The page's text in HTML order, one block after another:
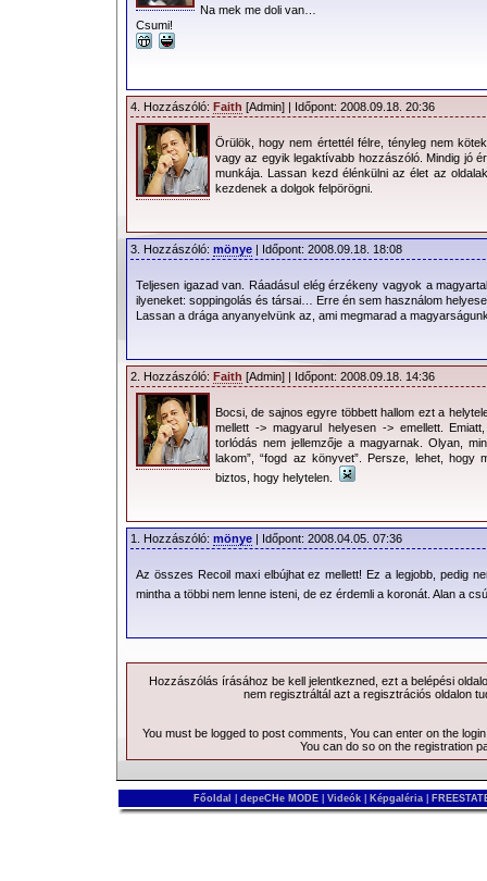
Na mek me doli van…
Csumi!
4. Hozzászóló: Faith [Admin] | Időpont: 2008.09.18. 20:36
Örülök, hogy nem értettél félre, tényleg nem
vagy az egyik legaktívabb hozzászóló. Mindig jó
munkája. Lassan kezd élénkülni az élet az
kezdenek a dolgok felpörögni.
3. Hozzászóló: mönye | Időpont: 2008.09.18. 18:08
Teljesen igazad van. Ráadásul elég érzékeny vagyok a
ilyeneket: soppingolás és társai… Erre én sem használom
Lassan a drága anyanyelvünk az, ami megmarad a
2. Hozzászóló: Faith [Admin] | Időpont: 2008.09.18. 14:36
Bocsi, de sajnos egyre többett hallom ezt a
mellett -> magyarul helyesen -> emellett.
torlódás nem jellemzője a magyarnak. Olyan,
lakom”, “fogd az könyvet”. Persze, lehet,
biztos, hogy helytelen.
1. Hozzászóló: mönye | Időpont: 2008.04.05. 07:36
Az összes Recoil maxi elbújhat ez mellett! Ez a legjobb, pedig
mintha a többi nem lenne isteni, de ez érdemli a koronát. Alan a
Hozzászólás írásához be kell jelentkezned, ezt a belépési
nem regisztráltál azt a regisztrációs oldalon
You must be logged to post comments, You can enter on the
You can do so on the registration
Főoldal depeCHe MODE Videók Képgaléria